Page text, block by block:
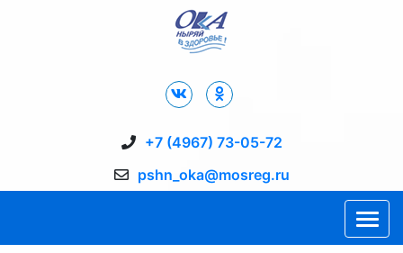
+7 (4967) 73-05-72
pshn_oka@mosreg.ru